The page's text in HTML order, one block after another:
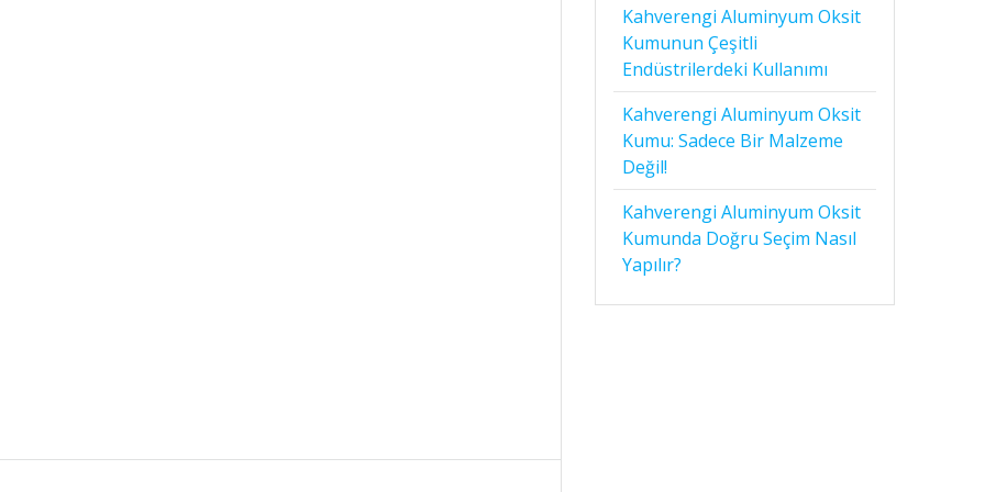
Kahverengi Aluminyum Oksit
Kumunun Çeşitli
Endüstrilerdeki Kullanımı
Kahverengi Aluminyum Oksit
Kumu: Sadece Bir Malzeme
Değil!
Kahverengi Aluminyum Oksit
Kumunda Doğru Seçim Nasıl
Yapılır?